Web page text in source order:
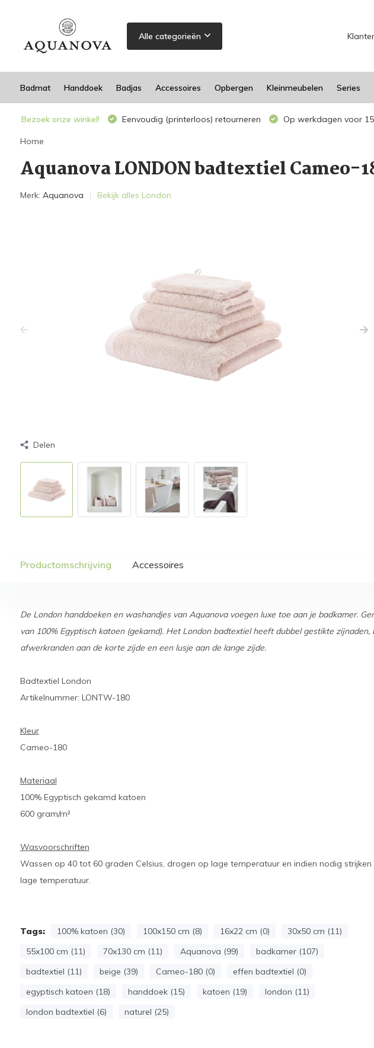
Alle categorieën
Badmat Handdoek Badjas Accessoires Opbergen Kleinmeubelen Series
Bezoek onze winkel! Eenvoudig (printerloos) retourneren Op werkdagen voor
Home
Aquanova LONDON badtextiel Cameo-
Merk: Aquanova Bekijk alles London
Delen
Productomschrijving Accessoires
De London handdoeken en washandjes van Aquanova voegen luxe toe aan je badkamer.
van 100% Egyptisch katoen (gekamd). Het London badtextiel heeft dubbel gestikte zijnaden,
afwerkranden aan de korte zijde en een lusje aan de lange zijde.
Badtextiel London
Artikelnummer: LONTW-180
Kleur
Cameo-180
Materiaal
100% Egyptisch gekamd katoen
600 gram/m²
Wasvoorschriften
Wassen op 40 tot 60 graden Celsius, drogen op lage temperatuur en indien nodig strijken
lage temperatuur.
Tags: 100% katoen (30) 100x150 cm (8) 16x22 cm (0)
30x50 cm (11)
55x100 cm (11)
70x130 cm (11) Aquanova (99)
badkamer (107)
badtextiel (11)
beige (39) Cameo-180 (0)
effen badtextiel (0)
egyptisch katoen (18)
handdoek (15) katoen (19)
london (11)
london badtextiel (6)
naturel (25)